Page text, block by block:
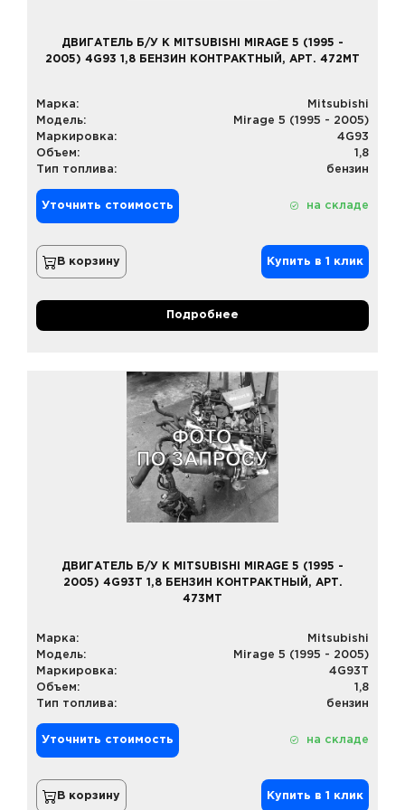
ДВИГАТЕЛЬ Б/У К MITSUBISHI MIRAGE 5 (1995 -
2005) 4G93 1,8 БЕНЗИН КОНТРАКТНЫЙ, АРТ. 472MT
Марка:
Mitsubishi
Модель:
Mirage 5 (1995 - 2005)
Маркировка:
4G93
Объем:
1,8
Тип топлива:
бензин
Уточнить стоимость на складе
В корзину Купить в 1 клик
Подробнее
ДВИГАТЕЛЬ Б/У К MITSUBISHI MIRAGE 5 (1995 -
2005) 4G93T 1,8 БЕНЗИН КОНТРАКТНЫЙ, АРТ.
473MT
Марка:
Mitsubishi
Модель:
Mirage 5 (1995 - 2005)
Маркировка:
4G93T
Объем:
1,8
Тип топлива:
бензин
Уточнить стоимость на складе
В корзину Купить в 1 клик